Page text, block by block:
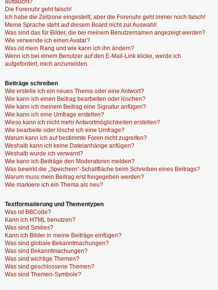
Die Forenuhr geht falsch!
Ich habe die Zeitzone eingestellt, aber die Forenuhr geht immer noch falsch!
Meine Sprache steht auf diesem Board nicht zur Auswahl!
Was sind das für Bilder, die bei meinem Benutzernamen angezeigt werden?
Wie verwende ich einen Avatar?
Was ist mein Rang und wie kann ich ihn ändern?
Wenn ich bei einem Benutzer auf den E-Mail-Link klicke, werde ich
aufgefordert, mich anzumelden.
Beiträge schreiben
Wie erstelle ich ein neues Thema oder eine Antwort?
Wie kann ich einen Beitrag bearbeiten oder löschen?
Wie kann ich meinem Beitrag eine Signatur anfügen?
Wie kann ich eine Umfrage erstellen?
Wieso kann ich nicht mehr Antwortmöglichkeiten erstellen?
Wie bearbeite oder lösche ich eine Umfrage?
Warum kann ich auf bestimmte Foren nicht zugreifen?
Weshalb kann ich keine Dateianhänge anfügen?
Weshalb wurde ich verwarnt?
Wie kann ich Beiträge den Moderatoren melden?
Was bewirkt die „Speichern“-Schaltfläche beim Schreiben eines Beitrags?
Warum muss mein Beitrag erst freigegeben werden?
Wie markiere ich ein Thema als neu?
Textformatierung und Thementypen
Was ist BBCode?
Kann ich HTML benutzen?
Was sind Smilies?
Kann ich Bilder in meine Beiträge einfügen?
Was sind globale Bekanntmachungen?
Was sind Bekanntmachungen?
Was sind wichtige Themen?
Was sind geschlossene Themen?
Was sind Themen-Symbole?